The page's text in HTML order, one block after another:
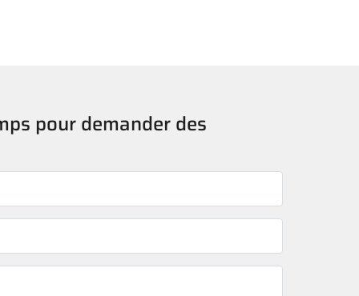
pour demander des